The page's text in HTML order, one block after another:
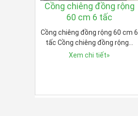
Cồng chiêng đồng rộng
60 cm 6 tấc
Cồng chiêng đồng rộng 60 cm 6
tấc Cồng chiêng đồng rộng…
Xem chi tiết»